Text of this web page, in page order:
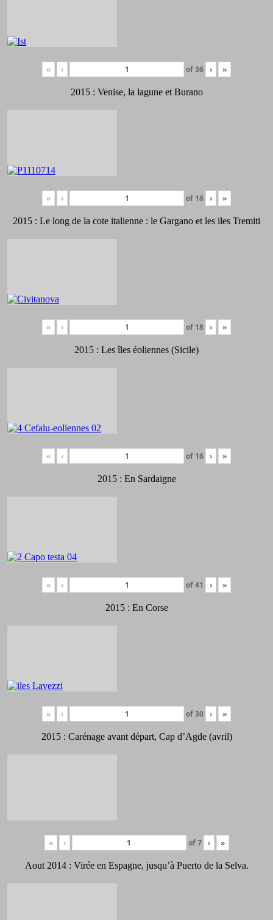
« ‹ of36 › »
2015 : Venise, la lagune et Burano
« ‹ of 16 › »
2015 : Le long de la cote italienne : le Gargano et les iles Tremiti
« ‹ of 18 › »
2015 : Les îles éoliennes (Sicile)
« ‹ of 16 › »
2015 : En Sardaigne
« ‹ of41 › »
2015 : En Corse
« ‹ of30 › »
2015 : Carénage avant départ, Cap d’Agde (avril)
« ‹ of7 › »
Aout 2014 : Virée en Espagne, jusqu’à Puerto de la Selva.